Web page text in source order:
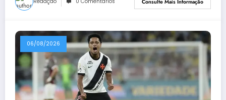
Consulte Mais Informação
06/08/2026